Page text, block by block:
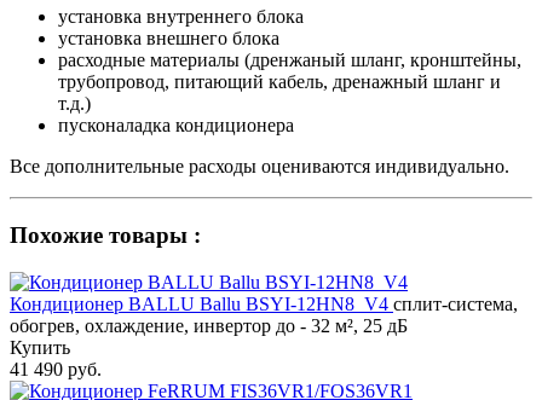
установка внутреннего блока
установка внешнего блока
расходные материалы (дренжаный шланг, кронштейны,
трубопровод, питающий кабель, дренажный шланг и
т.д.)
пусконаладка кондиционера
Все дополнительные расходы оцениваются индивидуально.
Похожие товары :
Кондиционер BALLU Ballu BSYI-12HN8_V4 сплит-система,
обогрев, охлаждение, инвертор до - 32 м², 25 дБ
Купить
41 490 руб.